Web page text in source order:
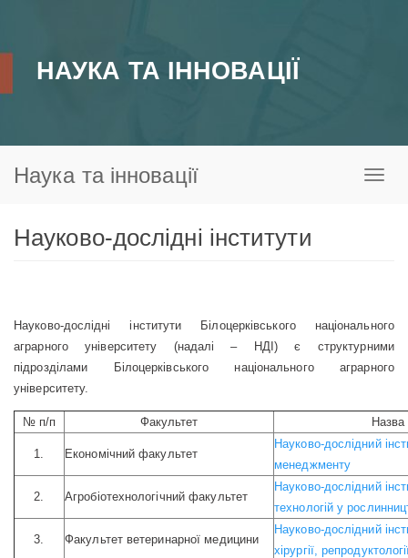
основного
НАУКА ТА ІННОВАЦІЇ
Наука та інновації
Toggle
Науково-дослідні інститути
Науково-дослідні інститути Білоцерківського національного
аграрного університету (надалі – НДІ) є структурними
підрозділами Білоцерківського національного аграрного
університету.
№ п/п Факультет
1. Економічний факультет
Науково-дослідний
менеджменту
2. Агробіотехнологічний факультет
Науково-дослідний
технологій у
3. Факультет ветеринарної медицини
Науково-дослідний
хірургії,